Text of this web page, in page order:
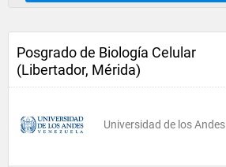
Posgrado de Biología Celular
(Libertador, Mérida)
Universidad de los Andes